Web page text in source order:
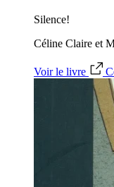
Silence!
Céline Claire et
Voir le livre